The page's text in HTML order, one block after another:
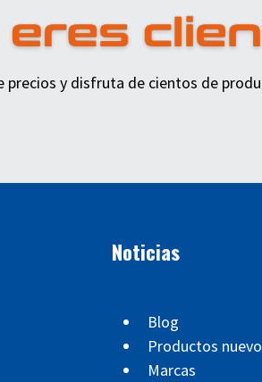
precios y disfruta de cientos de
Noticias
Blog
Productos
Marcas